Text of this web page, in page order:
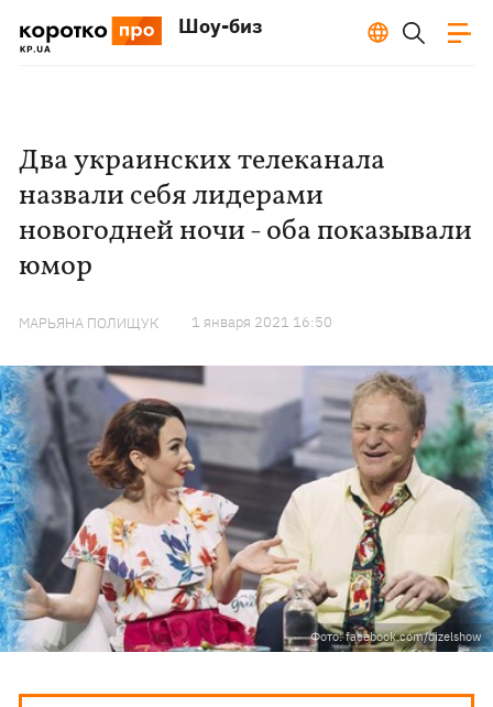
Шоу-биз
Два украинских телеканала
назвали себя лидерами
новогодней ночи - оба показывали
юмор
МАРЬЯНА ПОЛИЩУК 1 января 2021 16:50
Фото: facebook.com/dizelshow